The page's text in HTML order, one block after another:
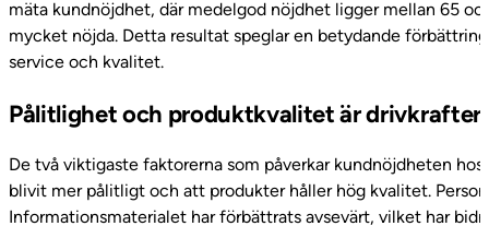
mäta kundnöjdhet, där medelgod nöjdhet ligger mellan 65
mycket nöjda. Detta resultat speglar en betydande
service och kvalitet.
Pålitlighet och produktkvalitet är drivkrafter
De två viktigaste faktorerna som påverkar kundnöjdheten
blivit mer pålitligt och att produkter håller hög kvalitet.
Informationsmaterialet har förbättrats avsevärt, vilket har